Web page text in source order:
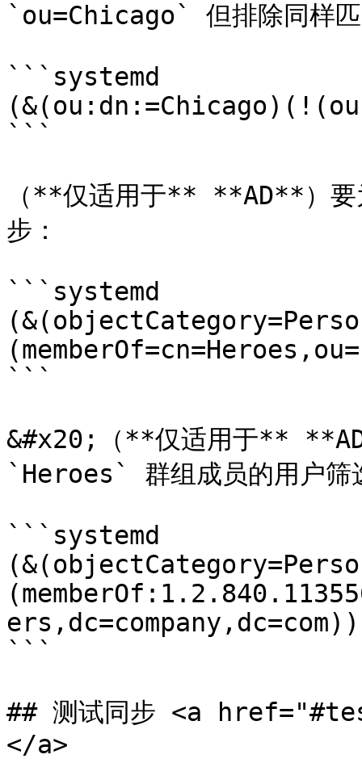
`ou=Chicago` 但排除同
```systemd
```
（**仅适用于** **AD**）
步：
```systemd
```
&#x20;（**仅适用于**
`Heroes` 群组成员的用户筛
```systemd
ers,dc=company,dc=com))
```
## 测试同步 <a
</a>